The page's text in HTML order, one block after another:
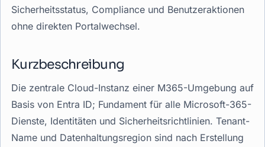
Sicherheitsstatus, Compliance und Benutzeraktionen
ohne direkten Portalwechsel.
Kurzbeschreibung
Die zentrale Cloud-Instanz einer M365-Umgebung auf
Basis von Entra ID; Fundament für alle Microsoft-365-
Dienste, Identitäten und Sicherheitsrichtlinien. Tenant-
Name und Datenhaltungsregion sind nach Erstellung